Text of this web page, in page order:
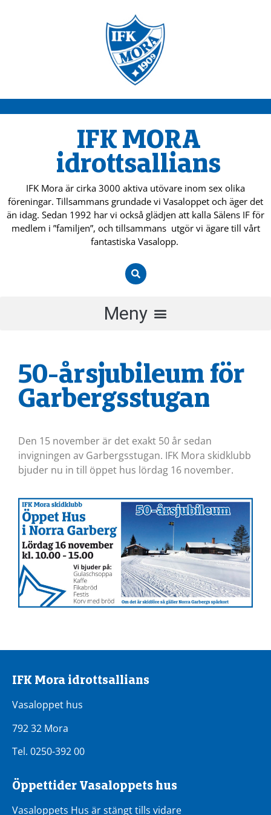
IFK MORA
idrottsallians
IFK Mora är cirka 3000 aktiva utövare inom sex olika
föreningar. Tillsammans grundade vi Vasaloppet och äger det
än idag. Sedan 1992 har vi också glädjen att kalla Sälens IF för
medlem i ”familjen”, och tillsammans utgör vi ägare till vårt
fantastiska Vasalopp.
50-årsjubileum för
Garbergsstugan
Den 15 november är det exakt 50 år sedan
invigningen av Garbergsstugan. IFK Mora skidklubb
bjuder nu in till öppet hus lördag 16 november.
IFK Mora idrottsallians
Vasaloppet hus
792 32 Mora
Tel. 0250-392 00
Öppettider Vasaloppets hus
Vasaloppets Hus är stängt tills vidare